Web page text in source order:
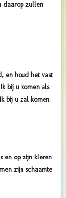
daarop zullen
en houd het vast
bij u komen als
bij u zal komen.
en op zijn kleren
zijn schaamte